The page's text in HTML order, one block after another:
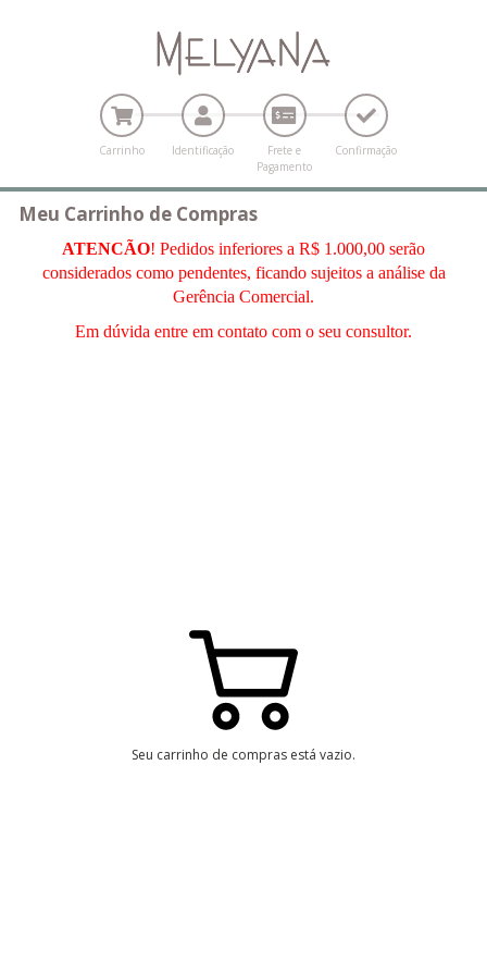
Carrinho Identificação
Frete e
Pagamento
Confirmação
Meu Carrinho de Compras
ATENCÃO! Pedidos inferiores a R$ 1.000,00 serão
considerados como pendentes, ficando sujeitos a análise da
Gerência Comercial.
Em dúvida entre em contato com o seu consultor.
Seu carrinho de compras está vazio.